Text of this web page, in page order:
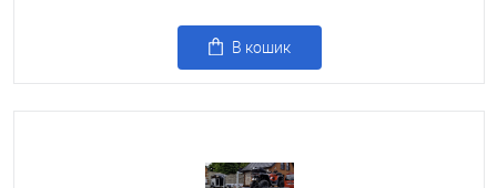
В кошик